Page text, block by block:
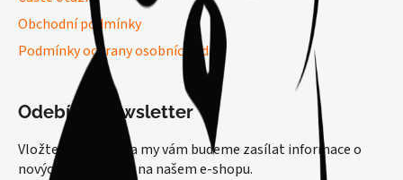
Obchodní podmínky
Podmínky ochrany osobních údajů
Odebírat newsletter
Vložte svůj e-mail a my vám budeme zasílat informace o
nových produktech na našem e-shopu.